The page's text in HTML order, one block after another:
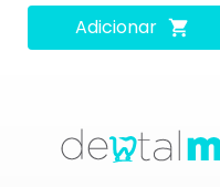
Adicionar